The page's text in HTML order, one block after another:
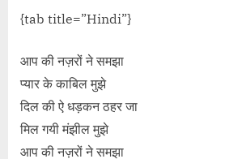
{tab title=”Hindi”}
आप की नज़रों ने समझा
प्यार के काबिल मुझे
दिल की ऐ धड़कन ठहर जा
मिल गयी मंझील मुझे
आप की नज़रों ने समझा